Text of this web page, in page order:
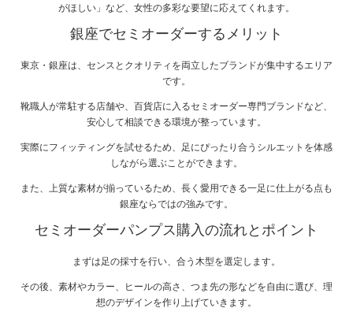
がほしい」など、女性の多彩な要望に応えてくれます。
銀座でセミオーダーするメリット
東京・銀座は、センスとクオリティを両立したブランドが集中するエリア
です。
靴職人が常駐する店舗や、百貨店に入るセミオーダー専門ブランドなど、
安心して相談できる環境が整っています。
実際にフィッティングを試せるため、足にぴったり合うシルエットを体感
しながら選ぶことができます。
また、上質な素材が揃っているため、長く愛用できる一足に仕上がる点も
銀座ならではの強みです。
セミオーダーパンプス購入の流れとポイント
まずは足の採寸を行い、合う木型を選定します。
その後、素材やカラー、ヒールの高さ、つま先の形などを自由に選び、理
想のデザインを作り上げていきます。